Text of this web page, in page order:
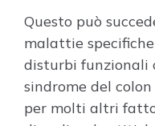
Questo può
malattie
disturbi funzionali
sindrome del
per molti altri